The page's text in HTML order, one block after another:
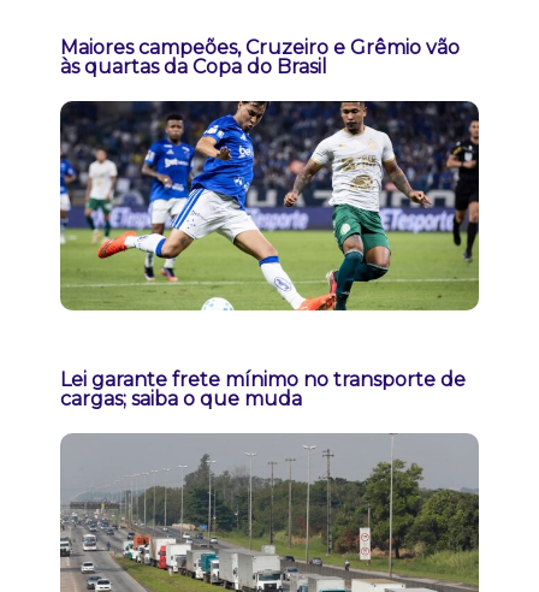
Maiores campeões, Cruzeiro e Grêmio vão
às quartas da Copa do Brasil
Lei garante frete mínimo no transporte de
cargas; saiba o que muda